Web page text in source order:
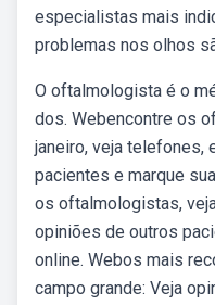
especialistas mais
problemas nos olhos
O oftalmologista é o
dos. Webencontre os
janeiro, veja telefones,
pacientes e marque
os oftalmologistas,
opiniões de outros
online. Webos mais
campo grande: Veja